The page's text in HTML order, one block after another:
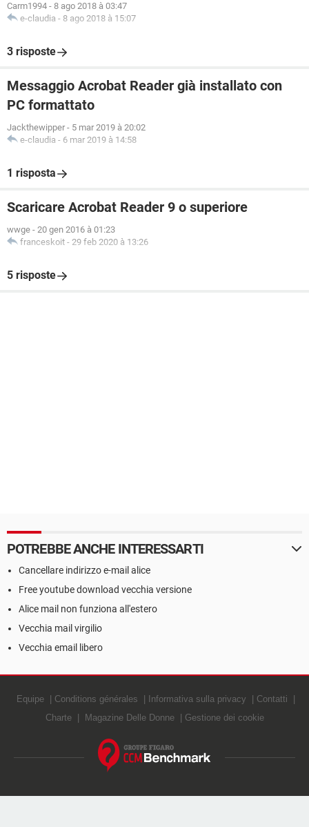
Carm1994 - 8 ago 2018 à 03:47
e-claudia - 8 ago 2018 à 15:07
3 risposte
Messaggio Acrobat Reader già installato con
PC formattato
Jackthewipper - 5 mar 2019 à 20:02
e-claudia - 6 mar 2019 à 14:58
1 risposta
Scaricare Acrobat Reader 9 o superiore
wwge - 20 gen 2016 à 01:23
franceskoit - 29 feb 2020 à 13:26
5 risposte
POTREBBE ANCHE INTERESSARTI
Cancellare indirizzo e-mail alice
Free youtube download vecchia versione
Alice mail non funziona all'estero
Vecchia mail virgilio
Vecchia email libero
Equipe Conditions générales Informativa sulla privacy
Contatti
Charte
Magazine Delle Donne Gestione dei cookie